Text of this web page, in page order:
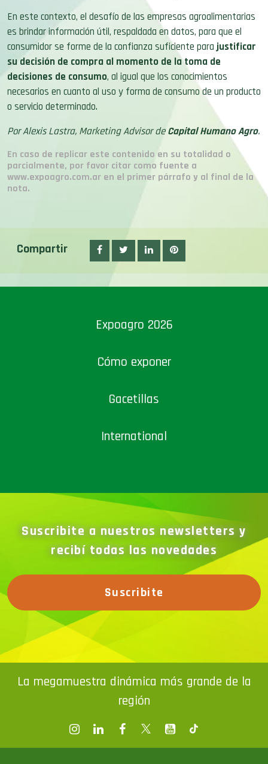
En este contexto, el desafío de las empresas agroalimentarias
es brindar información útil, respaldada en datos, para que el
consumidor se forme de la confianza suficiente parajustificar
su decisión de compra al momento de la toma de
decisiones de consumo, al igual que los conocimientos
necesarios en cuanto al uso y forma de consumo de un producto
o servicio determinado.
Por Alexis Lastra, Marketing Advisor deCapital Humano Agro.
En caso de replicar este contenido en su totalidad o
parcialmente, por favor citar como fuente a
www.expoagro.com.ar en el primer párrafo y al final de la
nota.
Compartir
Expoagro 2026
Cómo exponer
Gacetillas
International
Suscribite a nuestros newsletters y
recibí todas las novedades
Suscribite
La megamuestra dinámica más grande de la
región